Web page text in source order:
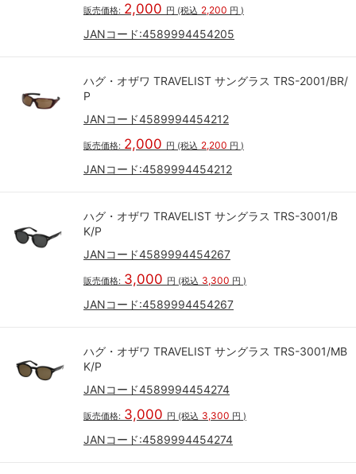
販売価格: 2,000 円 (税込 2,200 円 )
JANコード:4589994454205
ハグ・オザワ TRAVELIST サングラス TRS-2001/BR/
P
JANコード4589994454212
販売価格: 2,000 円 (税込 2,200 円 )
JANコード:4589994454212
ハグ・オザワ TRAVELIST サングラス TRS-3001/B
K/P
JANコード4589994454267
販売価格: 3,000 円 (税込 3,300 円 )
JANコード:4589994454267
ハグ・オザワ TRAVELIST サングラス TRS-3001/MB
K/P
JANコード4589994454274
販売価格: 3,000 円 (税込 3,300 円 )
JANコード:4589994454274